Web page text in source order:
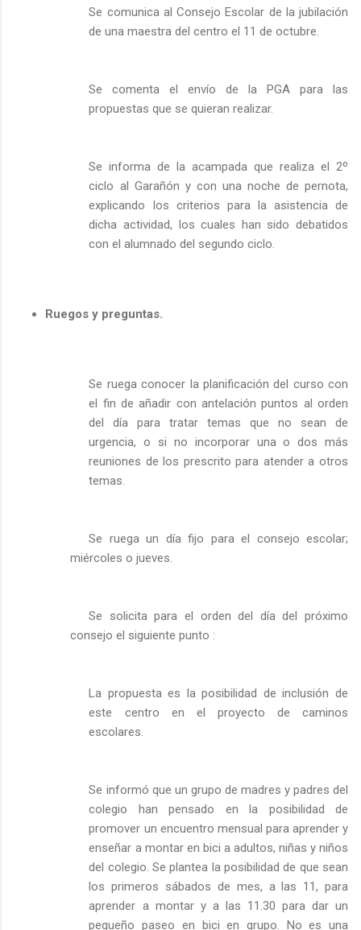
Se comunica al Consejo Escolar de la jubilación
de una maestra del centro el 11 de octubre.
Se comenta el envío de la PGA para las
propuestas que se quieran realizar.
Se informa de la acampada que realiza el 2º
ciclo al Garañón y con una noche de pernota,
explicando los criterios para la asistencia de
dicha actividad, los cuales han sido debatidos
con el alumnado del segundo ciclo.
Ruegos y preguntas.
Se ruega conocer la planificación del curso con
el fin de añadir con antelación puntos al orden
del día para tratar temas que no sean de
urgencia, o si no incorporar una o dos más
reuniones de los prescrito para atender a otros
temas.
Se ruega un día fijo para el consejo escolar;
miércoles o jueves.
Se solicita para el orden del día del próximo
consejo el siguiente punto :
La propuesta es la posibilidad de inclusión de
este centro en el proyecto de caminos
escolares.
Se informó que un grupo de madres y padres del
colegio han pensado en la posibilidad de
promover un encuentro mensual para aprender y
enseñar a montar en bici a adultos, niñas y niños
del colegio. Se plantea la posibilidad de que sean
los primeros sábados de mes, a las 11, para
aprender a montar y a las 11.30 para dar un
pequeño paseo en bici en grupo. No es una